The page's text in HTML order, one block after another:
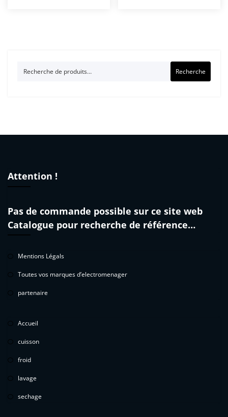
Recherche
Attention !
Pas de commande possible sur ce site web
Catalogue pour recherche de référence…
Mentions Légals
Toutes vos marques d’electromenager
partenaire
Accueil
cuisson
froid
lavage
sechage